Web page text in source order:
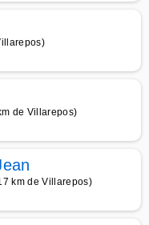
de Villarepos)
km de Villarepos)